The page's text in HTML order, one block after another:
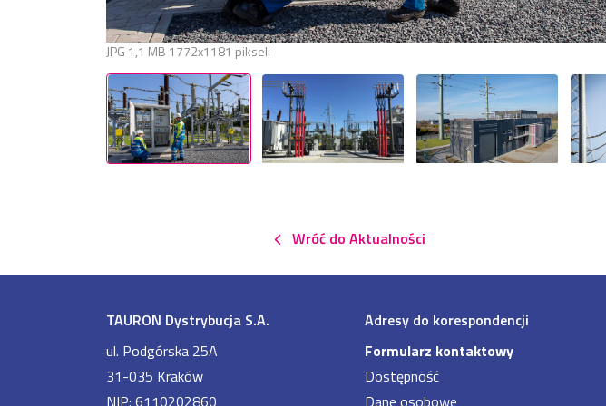
JPG 1,1 MB 1772x1181 pikseli
Wróć do Aktualności
TAURON Dystrybucja S.A.
ul. Podgórska 25A
31-035 Kraków
NIP: 6110202860
Adresy do korespondencji
Formularz kontaktowy
Dostępność
Dane osobowe